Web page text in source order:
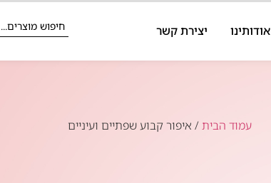
אודותינו יצירת קשר
עמוד הבית/ איפור קבוע שפתיים ועיניים